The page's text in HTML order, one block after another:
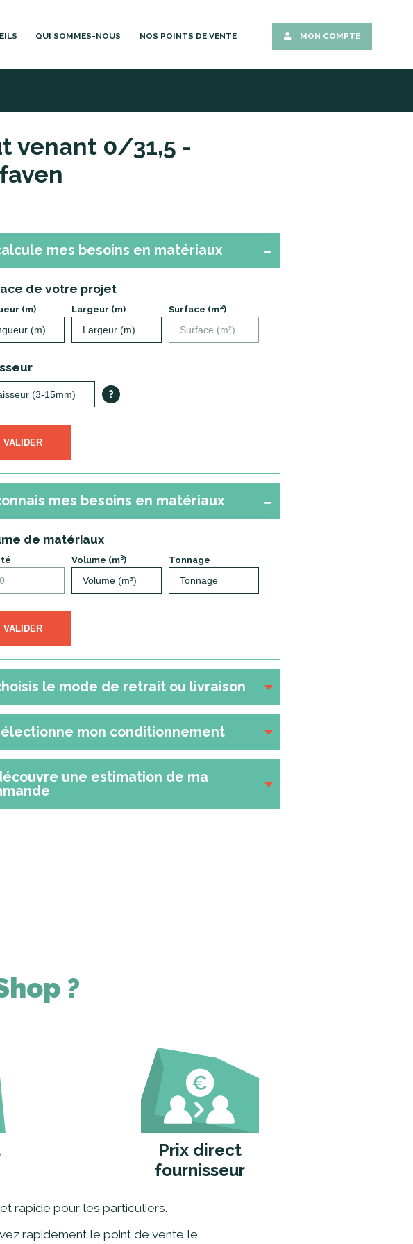
QUI SOMMES-NOUS NOS POINTS DE VENTE MON COMPTE
venant 0/31,5 -
mes besoins en matériaux
de votre projet
(m) Largeur (m) Surface (m²)
?
VALIDER
mes besoins en matériaux
de matériaux
Volume (m³) Tonnage
VALIDER
le mode de retrait ou livraison
mon conditionnement
une estimation de ma
?
Prix direct
fournisseur
rapide pour les particuliers.
rapidement le point de vente le